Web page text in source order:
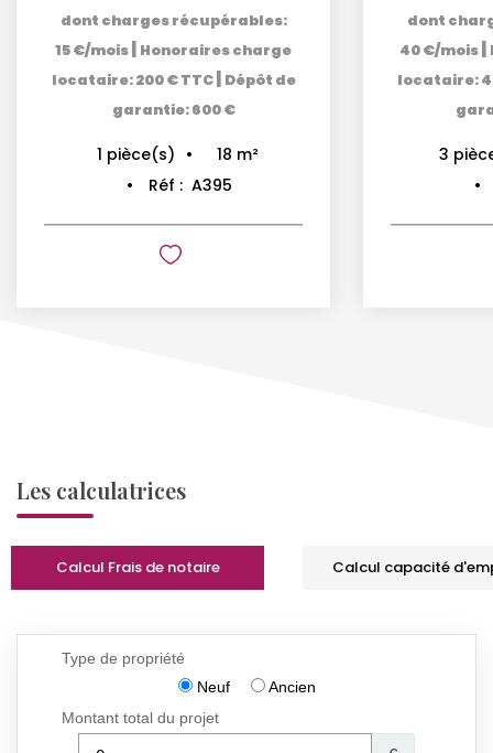
dont charges récupérables:
15 €/mois| Honoraires charge
locataire: 200 € TTC| Dépôt de
garantie: 600 €
1 pièce(s) 18 m²
Réf : A395
dont
40 €/mois|
locataire:
3
Les calculatrices
Calcul Frais de notaire Calcul capacité